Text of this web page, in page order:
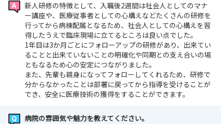
新人研修の特徴として、入職後2週間は社会人としてのマナ
ー講座や、医療従事者としての心構えなどたくさんの研修を
行ってから病棟配属となるため、社会人としての心構えを習
得したうえで臨床現場に立てるところは良い点でした。
1年目は3か月ごとにフォローアップの研修があり、出来てい
ることと出来ていないことの明確化や同期との支え合いの場
ともなるため心の安定につながりました。
また、先輩も親身になってフォローしてくれるため、研修で
分からなかったことは部署に戻ってから指導を受けることが
でき、安全に医療技術の獲得をすることができます。
病院の雰囲気や魅力を教えてください。